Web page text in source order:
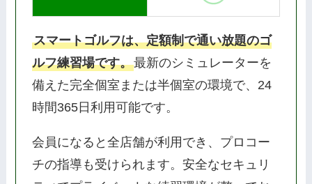
スマートゴルフは、定額制で通い放題のゴ
ルフ練習場です。最新のシミュレーターを
備えた完全個室または半個室の環境で、24
時間365日利用可能です。
会員になると全店舗が利用でき、プロコー
チの指導も受けられます。安全なセキュリ